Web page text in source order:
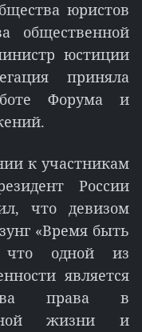
юристов
общественной
юстиции
приняла
Форума и
к участникам
России
что девизом
«Время быть
что одной из
является
права в
жизни и